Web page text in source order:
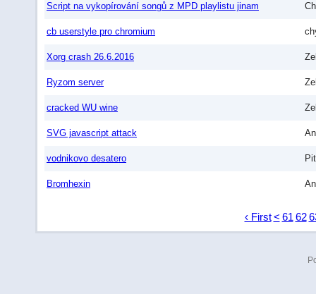
Script na vykopírování songů z MPD playlistu jinam
cb userstyle pro chromium
Xorg crash 26.6.2016
Ryzom server
cracked WU wine
SVG javascript attack
vodnikovo desatero
Bromhexin
‹ First < 61 62